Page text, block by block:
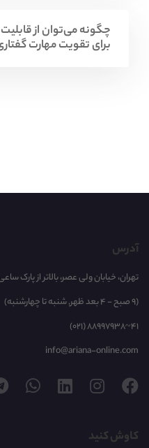
چگونه می‌توان از
برای تقویت مهارت
آدرس
تهران، خیابان ولی عصر، بالاتر از پارک ساعی، پلاک
(9 صبح - 4 بعد ظهر, شنبه تا چهارشنبه)
(021) 88997938~41
info@ariana-online.com
کاوش کنید